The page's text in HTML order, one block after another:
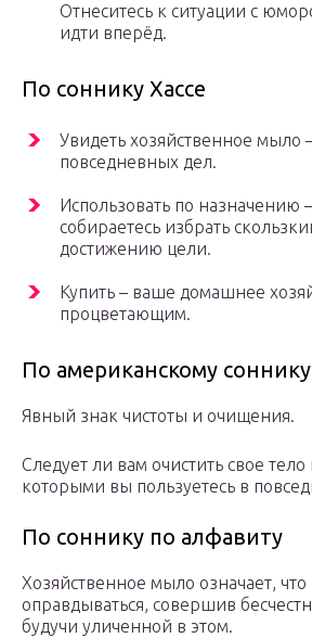
Отнеситесь к ситуации с
идти вперёд.
По соннику Хассе
Увидеть хозяйственное мыло
повседневных дел.
Использовать по назначению
собираетесь избрать
достижению цели.
Купить – ваше домашнее
процветающим.
По американскому соннику
Явный знак чистоты и очищения.
Следует ли вам очистить свое
которыми вы пользуетесь в
По соннику по алфавиту
Хозяйственное мыло означает, что
оправдываться, совершив
будучи уличенной в этом.